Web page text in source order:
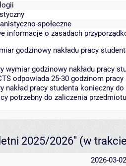
społeczne
informacje o zasadach
godzinowy nakładu pracy
wymiar godzinowy nakładu pracy
odpowiada 25-30 godzinom
nakład pracy studenta konieczny
potrzebny do zaliczenia
2025/2026" (w
2026-03-